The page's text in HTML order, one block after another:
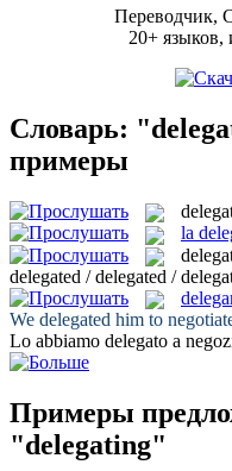
Переводчик,
20+ языков,
Словарь:
примеры
la
delegated / delegated /
We delegated him to
Lo abbiamo delegato a
Примеры
"delegating"